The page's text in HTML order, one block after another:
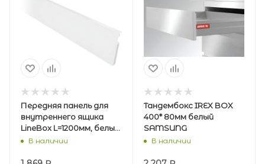
Передняя панель для
внутреннего ящика
LineBox L=1200мм, белый
AQВ наличии
Тандембокс IREX BOX
400* 80мм белый
SAMSUNG
В наличии